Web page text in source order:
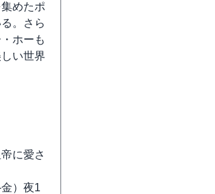
めたポ
。さら
ホーも
い世界
に愛さ
）夜1